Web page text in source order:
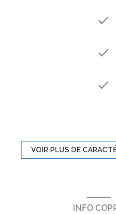
VOIR PLUS DE
INFO